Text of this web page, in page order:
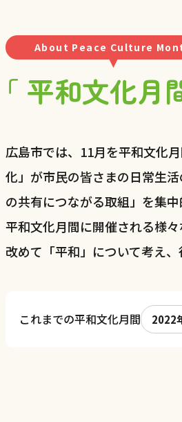
About Peace Culture
「 平和文化月
広島市では、11月を平和文化
化」が市民の皆さまの日常生
の共有につながる取組」を集中
平和文化月間に開催される様々
改めて「平和」について考え、
これまでの平和文化月間 2022